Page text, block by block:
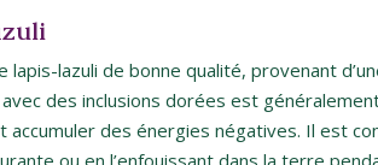
lazuli de bonne qualité, provenant
des inclusions dorées est
accumuler des énergies négatives. Il est
ou en l’enfouissant dans la terre